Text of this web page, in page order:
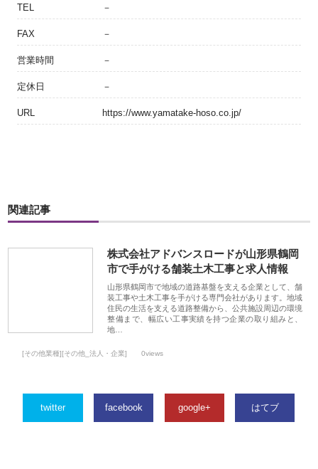
TEL －
FAX －
営業時間 －
定休日 －
URL https://www.yamatake-hoso.co.jp/
関連記事
株式会社アドバンスロードが山形県鶴岡
市で手がける舗装土木工事と求人情報
山形県鶴岡市で地域の道路基盤を支える企業として、舗
装工事や土木工事を手がける専門会社があります。地域
住民の生活を支える道路整備から、公共施設周辺の環境
整備まで、幅広い工事実績を持つ企業の取り組みと、
地…
[その他業種][その他_法人・企業] 0views
twitter facebook google+ はてブ